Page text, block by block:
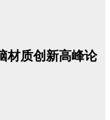
材质创新高峰论